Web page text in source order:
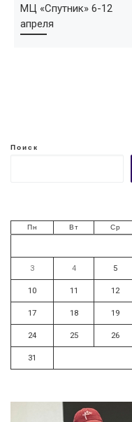
МЦ «Спутник» 6-12
апреля
Поиск
Пн Вт Ср
3 4 5
10 11 12
17 18 19
24 25 26
31